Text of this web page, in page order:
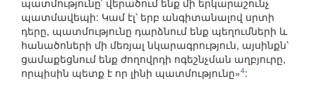
պատմությունը՛ վերածում ենք մի երկարաշունչ
պատմավեպի: Կամ էլ՝ երբ անգիտանալով սրտի
դերը, պատմությունը դարձնում ենք պեղումների և
հանածոների մի մեռյալ նկարագրություն, այսինքն՝
ցամաքեցնում ենք ժողովրդի ոգեշնչման աղբյուրը,
որպիսին պետք է որ լինի պատմությունը»4: